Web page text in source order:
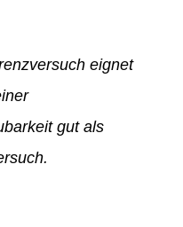
eignet
gut als